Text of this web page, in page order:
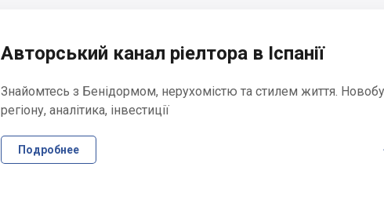
Авторський канал ріелтора в Іспанії
Знайомтесь з Бенідормом, нерухомістю та стилем життя.
регіону, аналітика, інвестиції
Подробнее